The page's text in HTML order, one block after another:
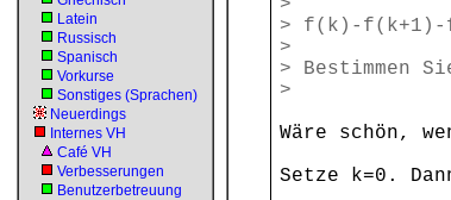
Latein
Russisch
Spanisch
Vorkurse
Sonstiges (Sprachen)
Neuerdings
Internes VH
Café VH
Verbesserungen
Benutzerbetreuung
>
> f(k)-f(k+1)-
>
> Bestimmen
>
Wäre schön,
Setze k=0.